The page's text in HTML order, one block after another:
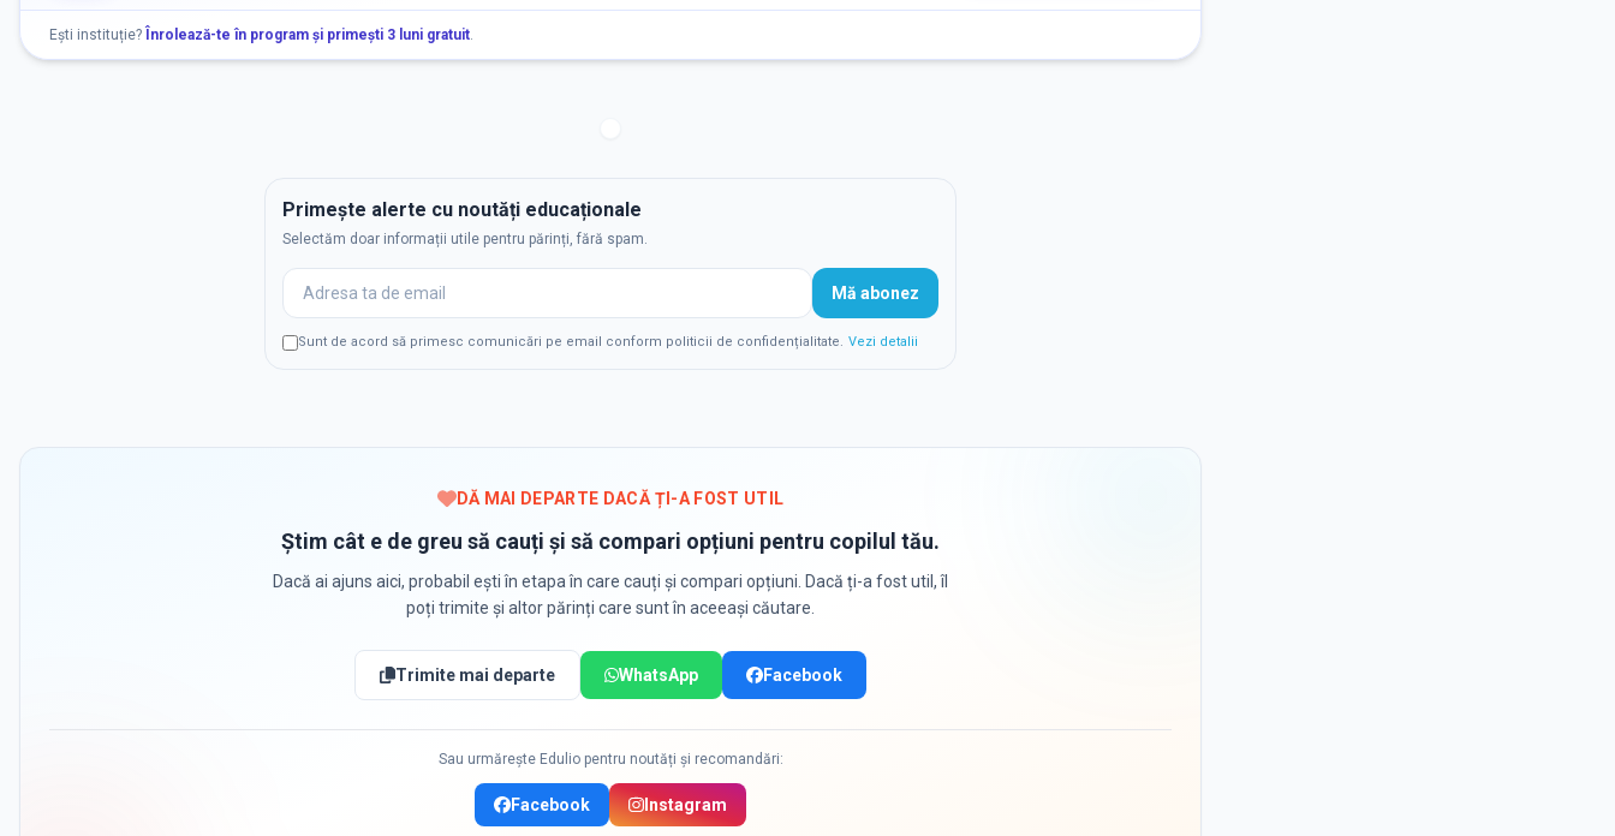
Ești instituție? Înrolează-te în program și primești 3 luni gratuit.
Primește alerte cu noutăți educaționale
Selectăm doar informații utile pentru părinți, fără spam.
Mă abonez
Sunt de acord să primesc comunicări pe email conform politicii de confidențialitate. Vezi detalii
DĂ MAI DEPARTE DACĂ ȚI-A FOST UTIL
Știm cât e de greu să cauți și să compari opțiuni pentru copilul tău.
Dacă ai ajuns aici, probabil ești în etapa în care cauți și compari opțiuni. Dacă ți-a fost util, îl
poți trimite și altor părinți care sunt în aceeași căutare.
Trimite mai departe WhatsApp Facebook
Sau urmărește Edulio pentru noutăți și recomandări:
Facebook Instagram